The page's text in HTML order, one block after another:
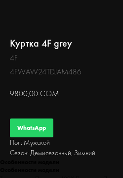
Куртка 4F grey
4F
4FWAW24TDJAM486
9800,00 СОМ
WhatsApp
Пол: Мужской
Сезон: Демисезонный, Зимний